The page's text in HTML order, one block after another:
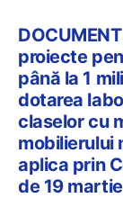
proiecte
până la 1
dotarea
claselor cu
mobilierului
aplica prin
de 19